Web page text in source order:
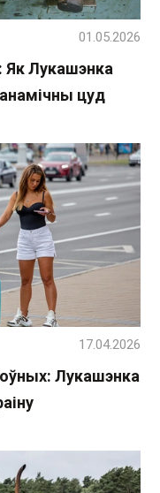
Як Лукашэнка
цуд
01.05.2026
Лукашэнка
17.04.2026